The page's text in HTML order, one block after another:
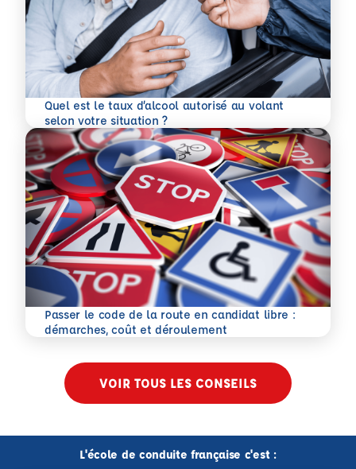
Quel est le taux d’alcool autorisé au volant
selon votre situation ?
En savoir plus
Passer le code de la route en candidat libre :
démarches, coût et déroulement
En savoir plus
VOIR TOUS LES CONSEILS
L'école de conduite française c'est :